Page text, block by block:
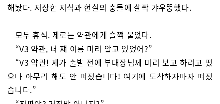
해놨다. 저장한 지식과 현실의 충돌에 살짝 갸우뚱했다.
모두 휴식. 제로는 약관에게 슬쩍 물었다.
“V3 약관, 너 쟤 이름 미리 알고 있었어?”
“V3 약관! 제가 출발 전에 부대장님께 미리 보고 하려고 폈
으나 아무리 해도 안 펴졌습니다! 여기에 도착하자마자 펴졌
습니다.”